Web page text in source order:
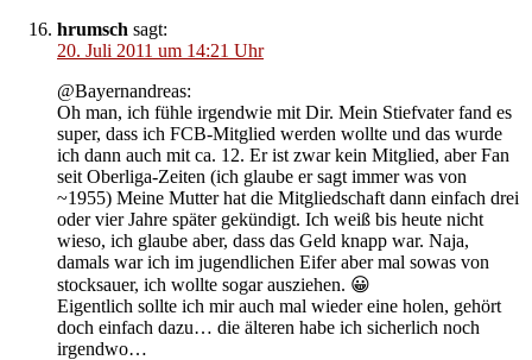
hrumsch sagt:
20. Juli 2011 um 14:21 Uhr
@Bayernandreas:
Oh man, ich fühle irgendwie mit Dir. Mein Stiefvater fand es
super, dass ich FCB-Mitglied werden wollte und das wurde
ich dann auch mit ca. 12. Er ist zwar kein Mitglied, aber Fan
seit Oberliga-Zeiten (ich glaube er sagt immer was von
~1955) Meine Mutter hat die Mitgliedschaft dann einfach drei
oder vier Jahre später gekündigt. Ich weiß bis heute nicht
wieso, ich glaube aber, dass das Geld knapp war. Naja,
damals war ich im jugendlichen Eifer aber mal sowas von
stocksauer, ich wollte sogar ausziehen. 😀
Eigentlich sollte ich mir auch mal wieder eine holen, gehört
doch einfach dazu… die älteren habe ich sicherlich noch
irgendwo…